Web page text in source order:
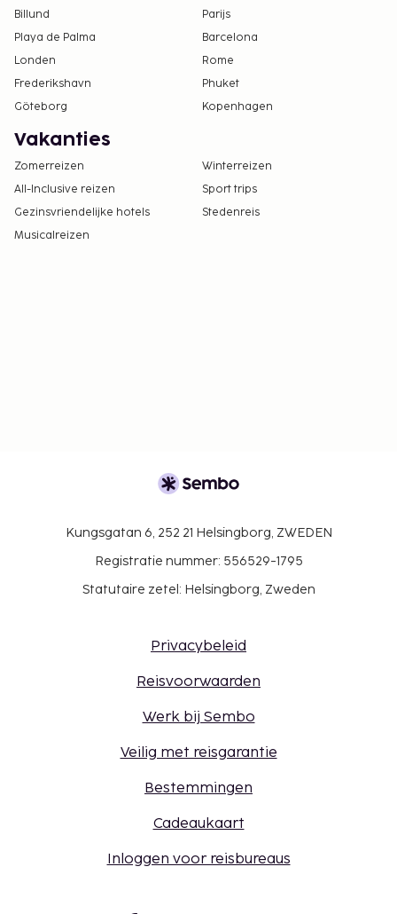
Billund
Parijs
Playa de Palma
Barcelona
Londen
Rome
Frederikshavn
Phuket
Göteborg
Kopenhagen
Vakanties
Zomerreizen
Winterreizen
All-Inclusive reizen
Sport trips
Gezinsvriendelijke hotels
Stedenreis
Musicalreizen
Kungsgatan 6, 252 21 Helsingborg, ZWEDEN
Registratie nummer: 556529-1795
Statutaire zetel: Helsingborg, Zweden
Privacybeleid
Reisvoorwaarden
Werk bij Sembo
Veilig met reisgarantie
Bestemmingen
Cadeaukaart
Inloggen voor reisbureaus